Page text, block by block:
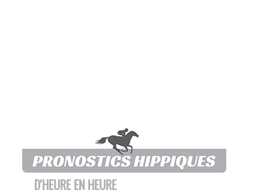
D'HEURE EN HEURE